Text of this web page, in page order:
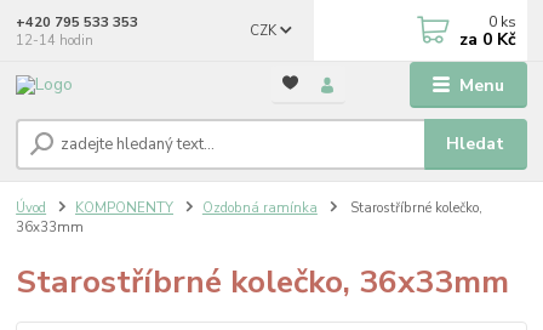
Menu
CZK
Hledat
+420 795 533 353
12-14 hodin
0 ks
za 0 Kč
Úvod KOMPONENTY Ozdobná ramínka
Starostříbrné kolečko,
36x33mm
Starostříbrné kolečko, 36x33mm